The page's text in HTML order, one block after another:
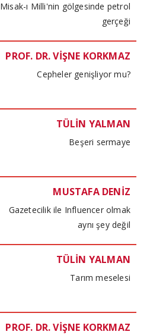
Misak-ı Milli'nin gölgesinde petrol
gerçeği
PROF. DR. VİŞNE KORKMAZ
Cepheler genişliyor mu?
TÜLİN YALMAN
Beşeri sermaye
MUSTAFA DENİZ
Gazetecilik ile Influencer olmak
aynı şey değil
TÜLİN YALMAN
Tarım meselesi
PROF. DR. VİŞNE KORKMAZ